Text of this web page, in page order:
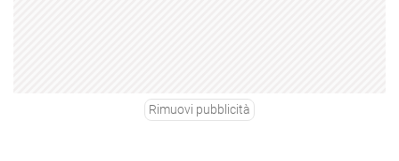
Rimuovi pubblicità